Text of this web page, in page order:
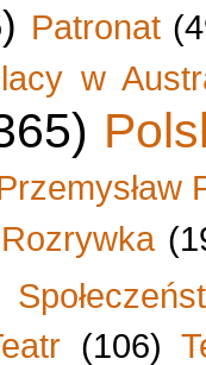
Patronat
w
Rozrywka
(106)